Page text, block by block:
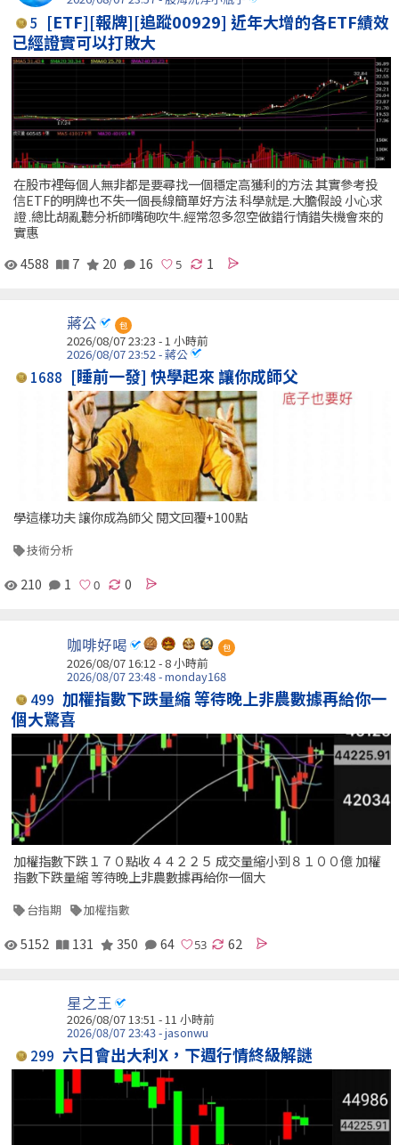
5
[ETF][報牌][追蹤00929] 近年大增的各ETF績效
已經證實可以打敗大
在股市裡每個人無非都是要尋找一個穩定高獲利的方法 其實參考投
信ETF的明牌也不失一個長線簡單好方法 科學就是.大膽假設 小心求
證 .總比胡亂聽分析師嘴砲吹牛.經常忽多忽空做錯行情錯失機會來的
實惠
4588
7 20 16 1
蔣公 包
2026/08/07 23:23 - 1 小時前
2026/08/07 23:52 - 蔣公
1688 [睡前一發] 快學起來 讓你成師父
學這樣功夫 讓你成為師父 閱文回覆+100點
技術分析
210 1 0
咖啡好喝 包
2026/08/07 16:12 -8 小時前
2026/08/07 23:48 - monday168
499 加權指數下跌量縮 等待晚上非農數據再給你一
個大驚喜
加權指數下跌１７０點收４４２２５ 成交量縮小到８１００億 加權
指數下跌量縮 等待晚上非農數據再給你一個大
台指期 加權指數
5152 131 350 64 62
星之王
2026/08/07 13:51 - 11 小時前
2026/08/07 23:43 - jasonwu
299 六日會出大利X，下週行情終級解謎